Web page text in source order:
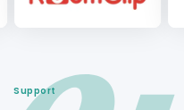
Support